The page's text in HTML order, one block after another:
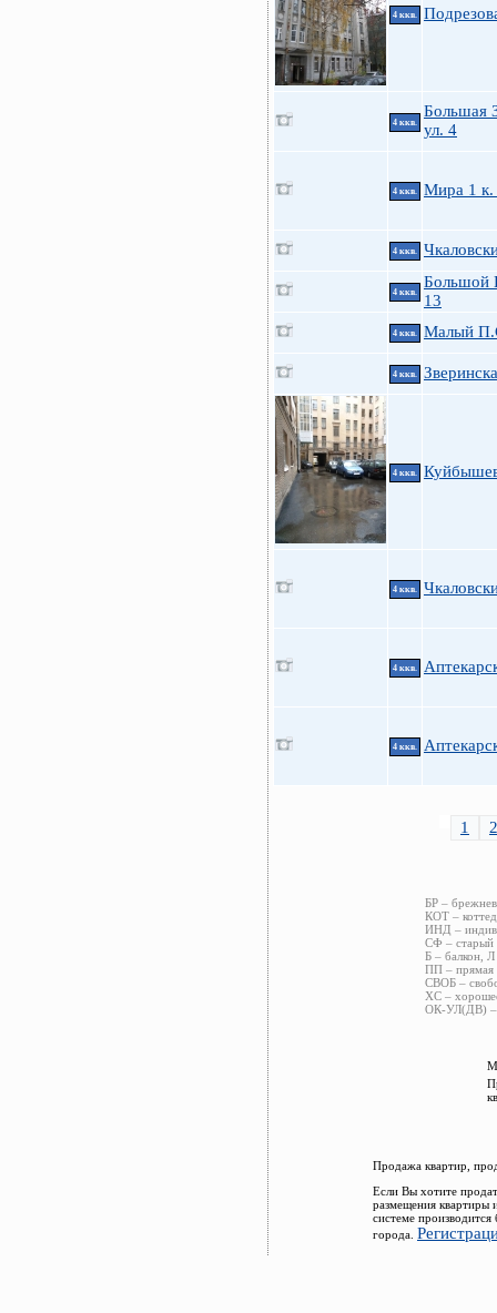
4 ккв.
4 ккв.
Большая
ул. 4
4 ккв. Мира 1 к.
4 ккв.
4 ккв.
Большой
13
4 ккв. Малый
4 ккв.
4 ккв.
4 ккв.
4 ккв.
4 ккв.
1 2
БР –
КОТ –
ИНД –
СФ – старый
Б – балкон,
ПП – прямая
СВОБ –
ХС –
ОК-УЛ(ДВ) –
Продажа квартир,
Если Вы хотите
размещения квартиры
системе
города.